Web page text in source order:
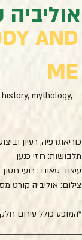
AND
ME
mythology,
כוריאוגרפיה, רעיון
תלבושות: רוזי כנען
עיצוב סאונד: רועי חסון
צילום: אוליביה קורט
*המופע כולל עירום